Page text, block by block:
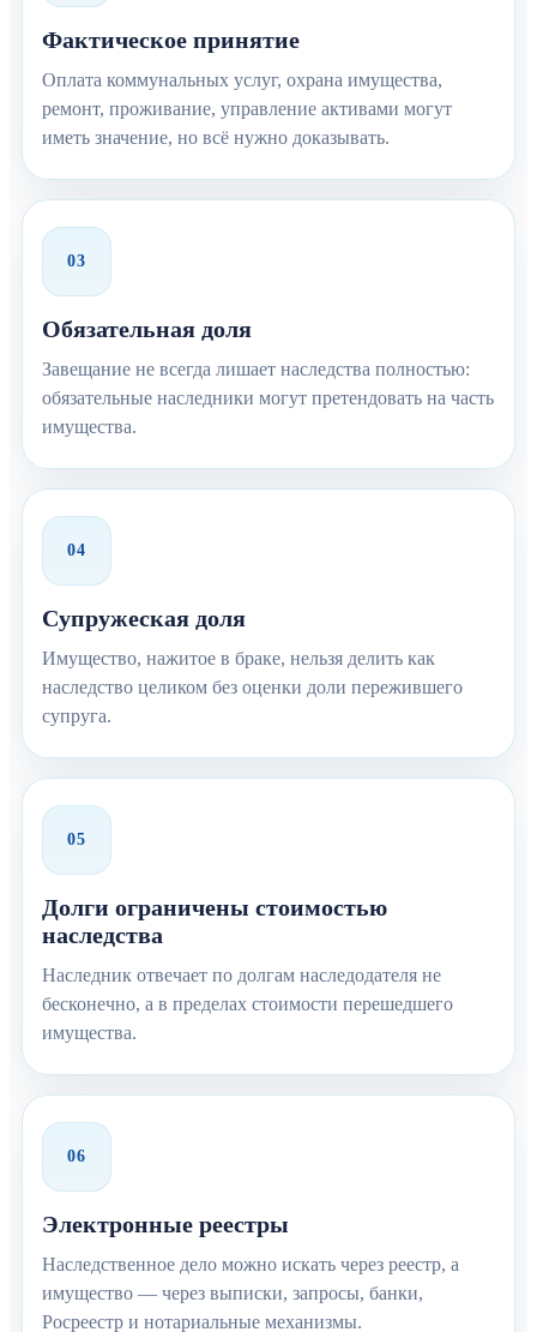
Фактическое принятие
Оплата коммунальных услуг, охрана имущества,
ремонт, проживание, управление активами могут
иметь значение, но всё нужно доказывать.
03
Обязательная доля
Завещание не всегда лишает наследства полностью:
обязательные наследники могут претендовать на часть
имущества.
04
Супружеская доля
Имущество, нажитое в браке, нельзя делить как
наследство целиком без оценки доли пережившего
супруга.
05
Долги ограничены стоимостью
наследства
Наследник отвечает по долгам наследодателя не
бесконечно, а в пределах стоимости перешедшего
имущества.
06
Электронные реестры
Наследственное дело можно искать через реестр, а
имущество — через выписки, запросы, банки,
Росреестр и нотариальные механизмы.